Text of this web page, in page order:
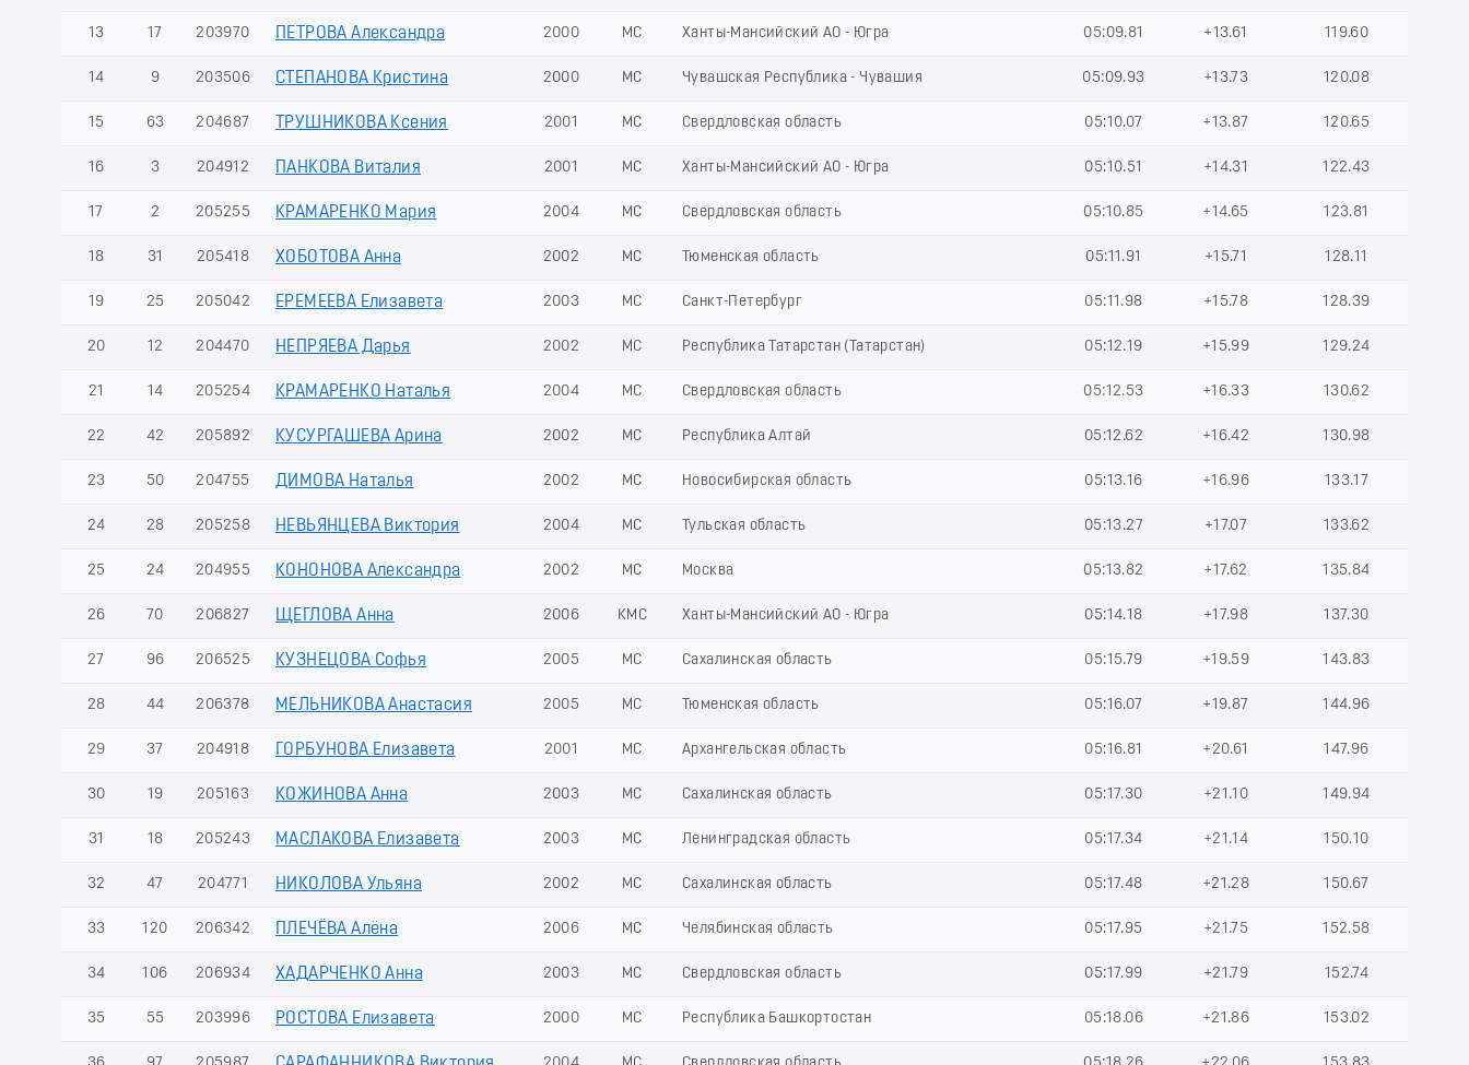
13 17 203970 ПЕТРОВА Александра 2000 МС Ханты-Мансийский АО - Югра 05:09.81 +13.61 119.60
14 9 203506 СТЕПАНОВА Кристина 2000 МС Чувашская Республика - Чувашия 05:09.93 +13.73 120.08
15 63 204687 ТРУШНИКОВА Ксения 2001 МС Свердловская область 05:10.07 +13.87 120.65
16 3 204912 ПАНКОВА Виталия 2001 МС Ханты-Мансийский АО - Югра 05:10.51 +14.31 122.43
17 2 205255 КРАМАРЕНКО Мария 2004 МС Свердловская область 05:10.85 +14.65 123.81
18 31 205418 ХОБОТОВА Анна 2002 МС Тюменская область 05:11.91 +15.71 128.11
19 25 205042 ЕРЕМЕЕВА Елизавета 2003 МС Санкт-Петербург 05:11.98 +15.78 128.39
20 12 204470 НЕПРЯЕВА Дарья 2002 МС Республика Татарстан (Татарстан) 05:12.19 +15.99 129.24
21 14 205254 КРАМАРЕНКО Наталья 2004 МС Свердловская область 05:12.53 +16.33 130.62
22 42 205892 КУСУРГАШЕВА Арина 2002 МС Республика Алтай 05:12.62 +16.42 130.98
23 50 204755 ДИМОВА Наталья 2002 МС Новосибирская область 05:13.16 +16.96 133.17
24 28 205258 НЕВЬЯНЦЕВА Виктория 2004 МС Тульская область 05:13.27 +17.07 133.62
25 24 204955 КОНОНОВА Александра 2002 МС Москва 05:13.82 +17.62 135.84
26 70 206827 ЩЕГЛОВА Анна 2006 КМС Ханты-Мансийский АО - Югра 05:14.18 +17.98 137.30
27 96 206525 КУЗНЕЦОВА Софья 2005 МС Сахалинская область 05:15.79 +19.59 143.83
28 44 206378 МЕЛЬНИКОВА Анастасия 2005 МС Тюменская область 05:16.07 +19.87 144.96
29 37 204918 ГОРБУНОВА Елизавета 2001 МС Архангельская область 05:16.81 +20.61 147.96
30 19 205163 КОЖИНОВА Анна 2003 МС Сахалинская область 05:17.30 +21.10 149.94
31 18 205243 МАСЛАКОВА Елизавета 2003 МС Ленинградская область 05:17.34 +21.14 150.10
32 47 204771 НИКОЛОВА Ульяна 2002 МС Сахалинская область 05:17.48 +21.28 150.67
33 120 206342 ПЛЕЧЁВА Алёна 2006 МС Челябинская область 05:17.95 +21.75 152.58
34 106 206934 ХАДАРЧЕНКО Анна 2003 МС Свердловская область 05:17.99 +21.79 152.74
35 55 203996 РОСТОВА Елизавета 2000 МС Республика Башкортостан 05:18.06 +21.86 153.02